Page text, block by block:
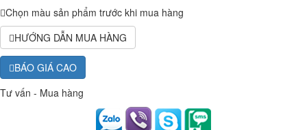
Chọn màu sản phẩm trước khi mua hàng
HƯỚNG DẪN MUA HÀNG
BÁO GIÁ CAO
Tư vấn - Mua hàng